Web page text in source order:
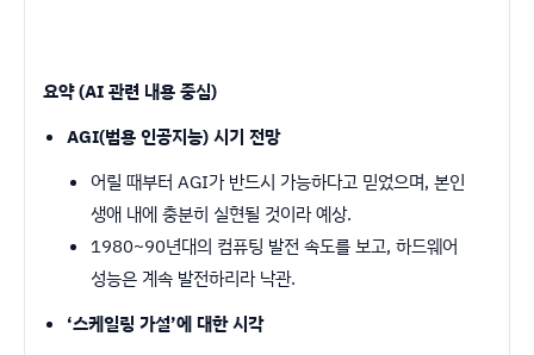
요약 (AI 관련 내용 중심)
AGI(범용 인공지능) 시기 전망
어릴 때부터 AGI가 반드시 가능하다고 믿었으며, 본인
생애 내에 충분히 실현될 것이라 예상.
1980~90년대의 컴퓨팅 발전 속도를 보고, 하드웨어
성능은 계속 발전하리라 낙관.
‘스케일링 가설’에 대한 시각